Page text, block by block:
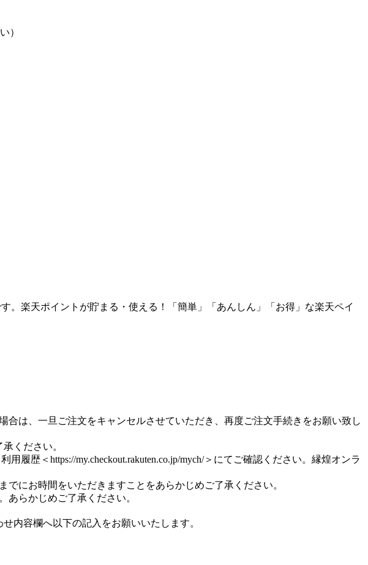
）
楽天ポイントが貯まる・使える！「簡単」「あんしん」「お得」な楽天ペイ
は、一旦ご注文をキャンセルさせていただき、再度ご注文手続きをお願い致し
ください。
履歴＜https://my.checkout.rakuten.co.jp/mych/＞にてご確認ください。縁煌オンラ
にお時間をいただきますことをあらかじめご了承ください。
あらかじめご了承ください。
内容欄へ以下の記入をお願いいたします。